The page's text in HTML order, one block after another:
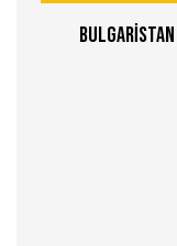
Bulgarİstan